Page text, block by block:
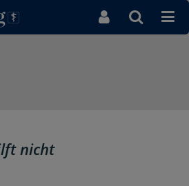
nicht